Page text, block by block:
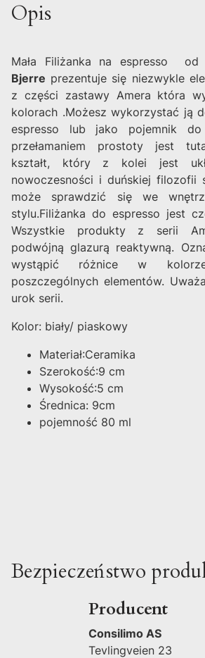
Opis
Mała Filiżanka na espresso od
Bjerre prezentuje się niezwykle
z części zastawy Amera która
kolorach .Możesz wykorzystać ją
espresso lub jako pojemnik do
przełamaniem prostoty jest
kształt, który z kolei jest
nowoczesności i duńskiej filozofii
może sprawdzić się we
stylu.Filiżanka do espresso jest
Wszystkie produkty z serii
podwójną glazurą reaktywną.
wystąpić różnice w
poszczególnych elementów.
urok serii.
Kolor: biały/ piaskowy
Materiał:Ceramika
Szerokość:9 cm
Wysokość:5 cm
Średnica: 9cm
pojemność 80 ml
Bezpieczeństwo
Producent
Consilimo AS
Tevlingveien 23